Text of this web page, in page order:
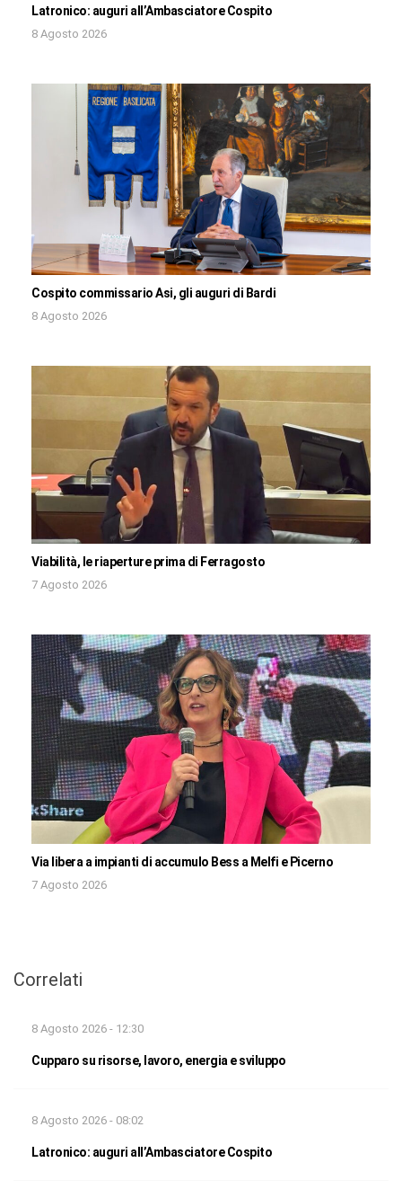
Latronico: auguri all’Ambasciatore Cospito
8 Agosto 2026
Cospito commissario Asi, gli auguri di Bardi
8 Agosto 2026
Viabilità, le riaperture prima di Ferragosto
7 Agosto 2026
Via libera a impianti di accumulo Bess a Melfi e Picerno
7 Agosto 2026
Correlati
8 Agosto 2026 - 12:30
Cupparo su risorse, lavoro, energia e sviluppo
8 Agosto 2026 - 08:02
Latronico: auguri all’Ambasciatore Cospito